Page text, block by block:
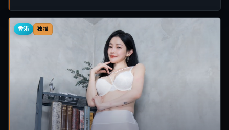
香港 独播